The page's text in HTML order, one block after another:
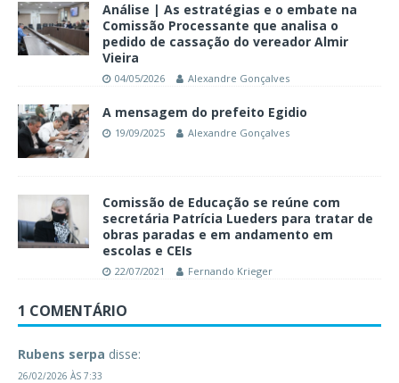
Análise | As estratégias e o embate na
Comissão Processante que analisa o
pedido de cassação do vereador Almir
Vieira
04/05/2026 Alexandre Gonçalves
A mensagem do prefeito Egidio
19/09/2025 Alexandre Gonçalves
Comissão de Educação se reúne com
secretária Patrícia Lueders para tratar de
obras paradas e em andamento em
escolas e CEIs
22/07/2021 Fernando Krieger
1 COMENTÁRIO
Rubens serpa disse:
26/02/2026 ÀS 7:33